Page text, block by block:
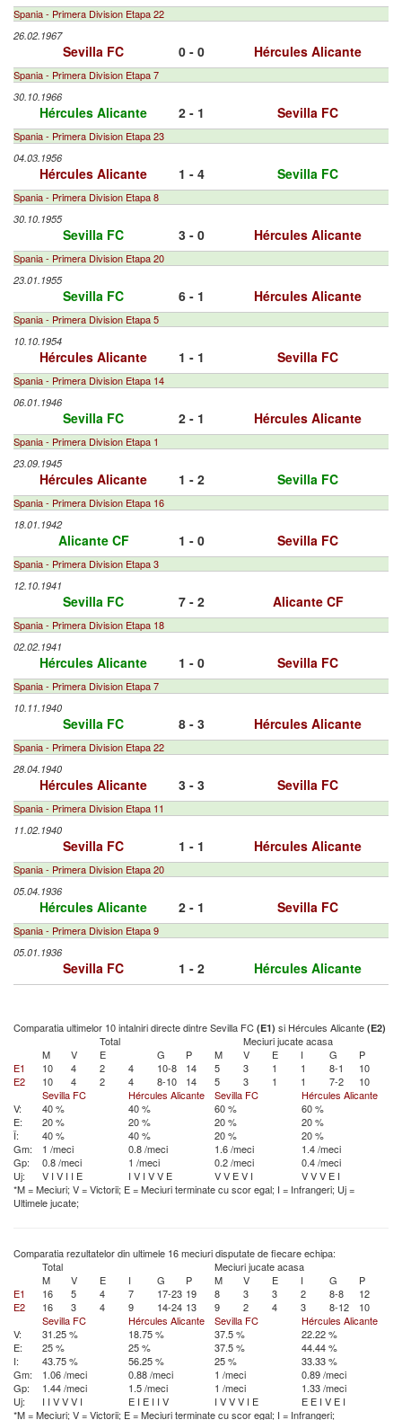
Spania - Primera Division Etapa 22
26.02.1967
Sevilla FC 0 - 0 Hércules Alicante
Spania - Primera Division Etapa 7
30.10.1966
Hércules Alicante 2 - 1 Sevilla FC
Spania - Primera Division Etapa 23
04.03.1956
Hércules Alicante 1 - 4 Sevilla FC
Spania - Primera Division Etapa 8
30.10.1955
Sevilla FC 3 - 0 Hércules Alicante
Spania - Primera Division Etapa 20
23.01.1955
Sevilla FC 6 - 1 Hércules Alicante
Spania - Primera Division Etapa 5
10.10.1954
Hércules Alicante 1 - 1 Sevilla FC
Spania - Primera Division Etapa 14
06.01.1946
Sevilla FC 2 - 1 Hércules Alicante
Spania - Primera Division Etapa 1
23.09.1945
Hércules Alicante 1 - 2 Sevilla FC
Spania - Primera Division Etapa 16
18.01.1942
Alicante CF 1 - 0 Sevilla FC
Spania - Primera Division Etapa 3
12.10.1941
Sevilla FC 7 - 2 Alicante CF
Spania - Primera Division Etapa 18
02.02.1941
Hércules Alicante 1 - 0 Sevilla FC
Spania - Primera Division Etapa 7
10.11.1940
Sevilla FC 8 - 3 Hércules Alicante
Spania - Primera Division Etapa 22
28.04.1940
Hércules Alicante 3 - 3 Sevilla FC
Spania - Primera Division Etapa 11
11.02.1940
Sevilla FC 1 - 1 Hércules Alicante
Spania - Primera Division Etapa 20
05.04.1936
Hércules Alicante 2 - 1 Sevilla FC
Spania - Primera Division Etapa 9
05.01.1936
Sevilla FC 1 - 2 Hércules Alicante
Comparatia ultimelor 10 intalniri directe dintre Sevilla FC (E1) si Hércules Alicante (E2)
Total
Meciuri jucate acasa
M
V E G P M V E I G
P
E1
10 4 2 4 10-8 14 5 3 1 1 8-1
10
E2
10 4 2 4 8-10 14 5 3 1 1 7-2
10
Sevilla FC
Hércules Alicante Sevilla FC
Hércules Alicante
V:
40 % 40 % 60 %
60 %
E:
20 % 20 % 20 %
20 %
Î:
40 % 40 % 20 %
20 %
Gm:
1 /meci 0.8 /meci 1.6 /meci
1.4 /meci
Gp:
0.8 /meci 1 /meci 0.2 /meci
0.4 /meci
Uj:
V I V I I E I V I VV E VV EV I VVV E I
*M = Meciuri; V = Victorii; E = Meciuri terminate cu scor egal; I = Infrangeri; Uj =
Ultimele jucate;
Comparatia rezultatelor din ultimele 16 meciuri disputate de fiecare echipa:
Total
Meciuri jucate acasa
M
V E I G P M V E I G
P
E1
16 5 4 7 17-23 19 8 3 3 2 8-8
12
E2
16 3 4 9 14-24 13 9 2 4 3 8-12
10
Sevilla FC
Hércules Alicante Sevilla FC
Hércules Alicante
V:
31.25 % 18.75 % 37.5 %
22.22 %
E:
25 % 25 % 37.5 %
44.44 %
I:
43.75 % 56.25 % 25 %
33.33 %
Gm:
1.06 /meci 0.88 /meci 1 /meci
0.89 /meci
Gp:
1.44 /meci 1.5 /meci 1 /meci
1.33 /meci
Uj:
I I VVV I E I E I I V I VVV I E E E I V E I
*M = Meciuri; V = Victorii; E = Meciuri terminate cu scor egal; I = Infrangeri;